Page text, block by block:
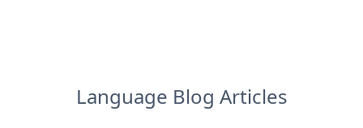
Language Blog Articles